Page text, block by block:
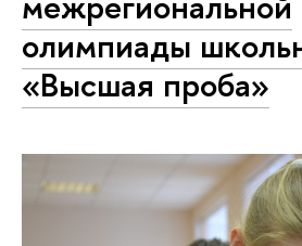
олимпиады
«Высшая проба»